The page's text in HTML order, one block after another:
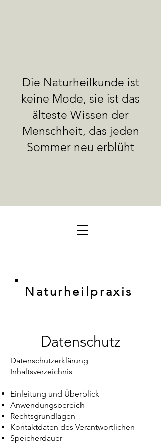
Naturheilpraxis
Die Naturheilkunde ist
keine Mode, sie ist das
älteste Wissen der
Menschheit, das jeden
Sommer neu erblüht
Datenschutz
Datenschutzerklärung
Inhaltsverzeichnis
Einleitung und Überblick
Anwendungsbereich
Rechtsgrundlagen
Kontaktdaten des Verantwortlichen
Speicherdauer